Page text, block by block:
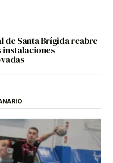
de Santa Brígida reabre
instalaciones